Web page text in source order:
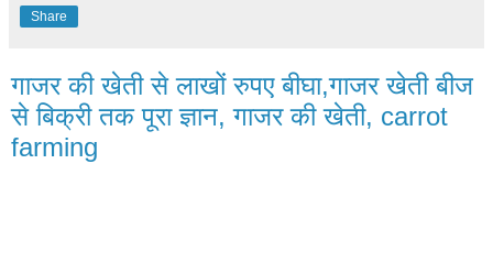
Share
गाजर की खेती से लाखों रुपए बीघा,गाजर खेती बीज
से बिक्री तक पूरा ज्ञान, गाजर की खेती, carrot
farming